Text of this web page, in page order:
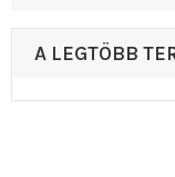
A LEGTÖBB